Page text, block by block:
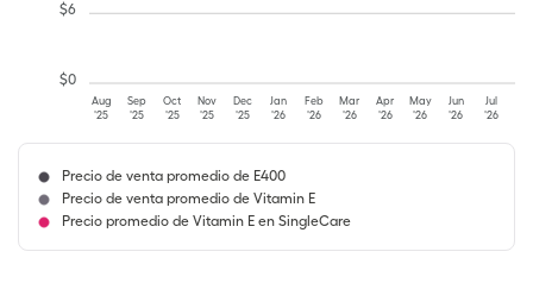
Aug
'25
Sep
'25
Oct
'25
Nov
'25
Dec
'25
Jan
'26
Feb
'26
Mar
'26
Apr
'26
May
'26
Jun
'26
Jul
'26
$0
$6
Precio de venta promedio de E400
Precio de venta promedio de Vitamin E
Precio promedio de Vitamin E en SingleCare